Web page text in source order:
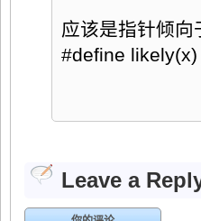
应该是指针倾向
#define
Leave a